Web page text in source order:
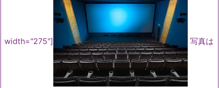
width="275"] 写真は